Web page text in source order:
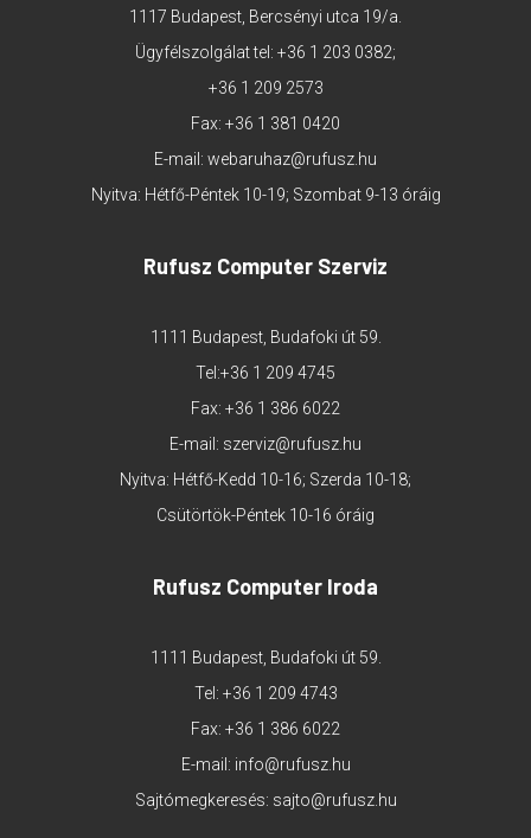
1117 Budapest, Bercsényi utca 19/a.
Ügyfélszolgálat tel: +36 1 203 0382;
+36 1 209 2573
Fax: +36 1 381 0420
E-mail: webaruhaz@rufusz.hu
Nyitva: Hétfő-Péntek 10-19; Szombat 9-13 óráig
Rufusz Computer Szerviz
1111 Budapest, Budafoki út 59.
Tel:+36 1 209 4745
Fax: +36 1 386 6022
E-mail: szerviz@rufusz.hu
Nyitva: Hétfő-Kedd 10-16; Szerda 10-18;
Csütörtök-Péntek 10-16 óráig
Rufusz Computer Iroda
1111 Budapest, Budafoki út 59.
Tel: +36 1 209 4743
Fax: +36 1 386 6022
E-mail: info@rufusz.hu
Sajtómegkeresés: sajto@rufusz.hu